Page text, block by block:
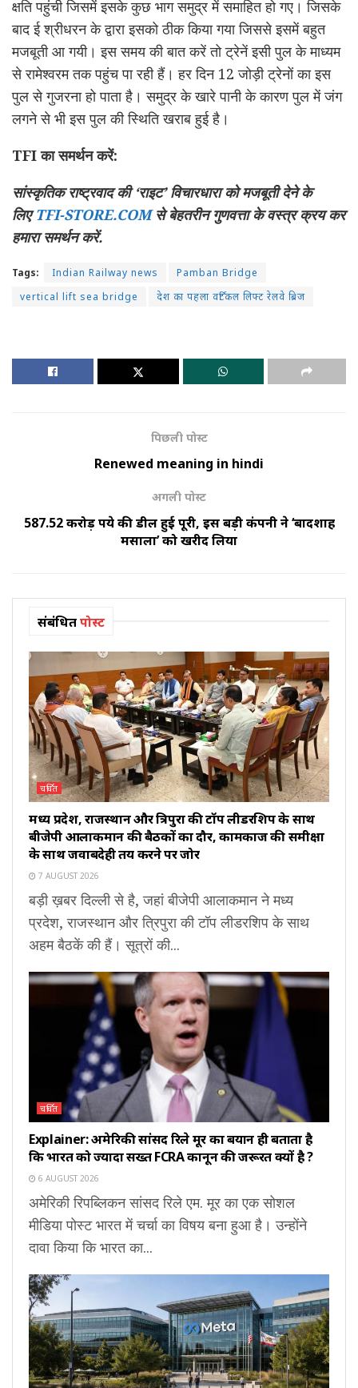
क्षति पहुंची जिसमें इसके कुछ भाग समुद्र में समाहित हो गए। जिसके
बाद ई श्रीधरन के द्वारा इसको ठीक किया गया जिससे इसमें बहुत
मजबूती आ गयी। इस समय की बात करें तो ट्रेनें इसी पुल के माध्यम
से रामेश्वरम तक पहुंच पा रही हैं। हर दिन 12 जोड़ी ट्रेनों का इस
पुल से गुजरना हो पाता है। समुद्र के खारे पानी के कारण पुल में जंग
लगने से भी इस पुल की स्थिति खराब हुई है।
TFI का समर्थन करें:
सांस्कृतिक राष्ट्रवाद की ‘राइट’ विचारधारा को मजबूती देने के
लिएTFI-STORE.COMसे बेहतरीन गुणवत्ता के वस्त्र क्रय कर
हमारा समर्थन करें.
Tags: Indian Railway news
Pamban Bridge
vertical lift sea bridge
देश का पहला वर्टिकल लिफ्ट रेलवे ब्रिज
पिछली पोस्ट
Renewed meaning in hindi
अगली पोस्ट
587.52 करोड़ रुपये की डील हुई पूरी, इस बड़ी कंपनी ने ‘बादशाह
मसाला’ को खरीद लिया
संबंधितपोस्ट
चर्चित
मध्य प्रदेश, राजस्थान और त्रिपुरा की टॉप लीडरशिप के साथ
बीजेपी आलाकमान की बैठकों का दौर, कामकाज की समीक्षा
के साथ जवाबदेही तय करने पर जोर
7 AUGUST 2026
बड़ी ख़बर दिल्ली से है, जहां बीजेपी आलाकमान ने मध्य
प्रदेश, राजस्थान और त्रिपुरा की टॉप लीडरशिप के साथ
अहम बैठकें की हैं। सूत्रों की...
चर्चित
Explainer: अमेरिकी सांसद रिले मूर का बयान ही बताता है
कि भारत को ज्यादा सख्त FCRA कानून की जरूरत क्यों है ?
6 AUGUST 2026
अमेरिकी रिपब्लिकन सांसद रिले एम. मूर का एक सोशल
मीडिया पोस्ट भारत में चर्चा का विषय बना हुआ है। उन्होंने
दावा किया कि भारत का...